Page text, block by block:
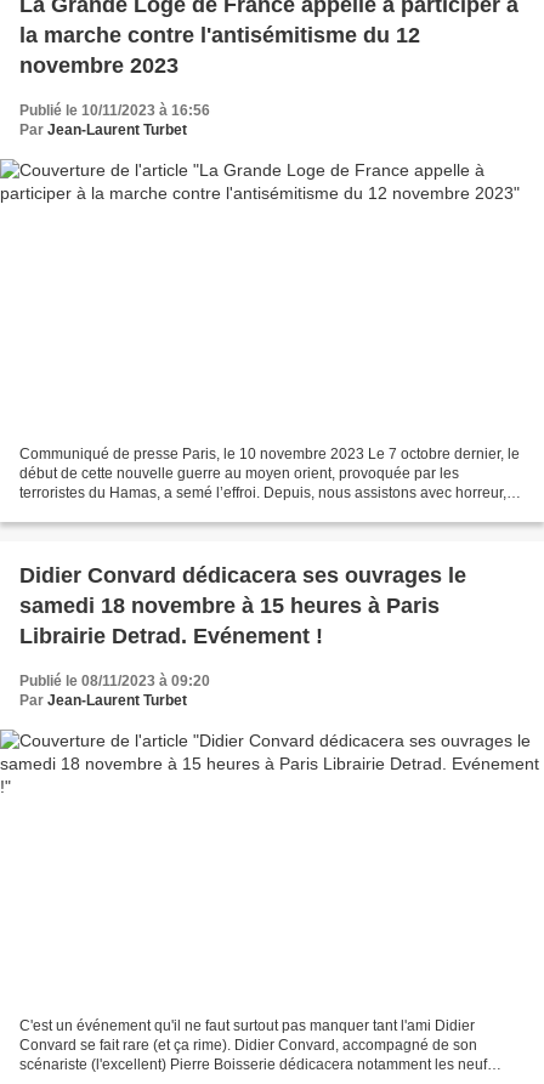
la marche contre l'antisémitisme du 12
novembre 2023
Publié le 10/11/2023 à 16:56
Par Jean-Laurent Turbet
Communiqué de presse Paris, le 10 novembre 2023 Le 7 octobre dernier, le
début de cette nouvelle guerre au moyen orient, provoquée par les
terroristes du Hamas, a semé l’effroi. Depuis, nous assistons avec horreur,
Didier Convard dédicacera ses ouvrages le
samedi 18 novembre à 15 heures à Paris
Librairie Detrad. Evénement !
Publié le 08/11/2023 à 09:20
Par Jean-Laurent Turbet
C'est un événement qu'il ne faut surtout pas manquer tant l'ami Didier
Convard se fait rare (et ça rime). Didier Convard, accompagné de son
scénariste (l'excellent) Pierre Boisserie dédicacera notamment les neuf